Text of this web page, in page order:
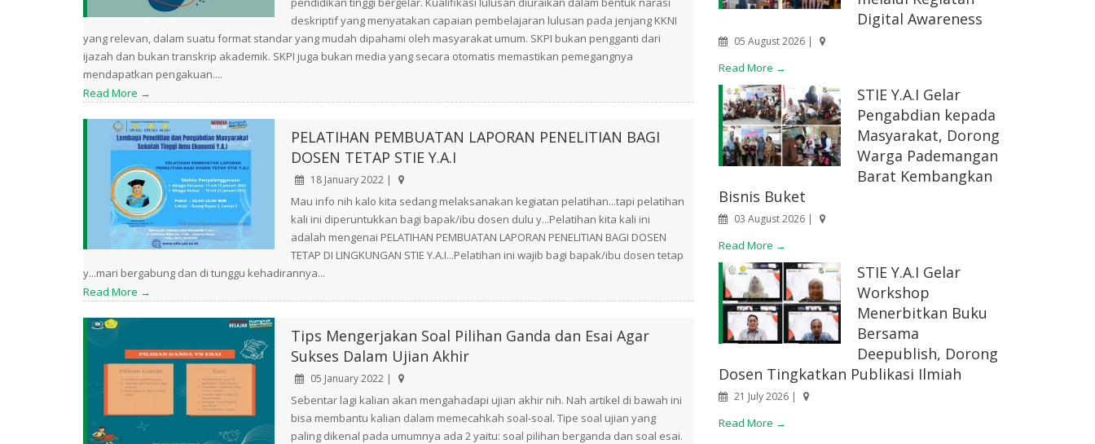
deskriptif yang menyatakan capaian pembelajaran lulusan pada jenjang KKNI
yang relevan, dalam suatu format standar yang mudah dipahami oleh masyarakat umum. SKPI bukan pengganti dari
ijazah dan bukan transkrip akademik. SKPI juga bukan media yang secara otomatis memastikan pemegangnya
mendapatkan pengakuan....
Read More →
PELATIHAN PEMBUATAN LAPORAN PENELITIAN BAGI
DOSEN TETAP STIE Y.A.I
18 January 2022 |
Mau info nih kalo kita sedang melaksanakan kegiatan pelatihan...tapi pelatihan
kali ini diperuntukkan bagi bapak/ibu dosen dulu y...Pelatihan kita kali ini
adalah mengenai PELATIHAN PEMBUATAN LAPORAN PENELITIAN BAGI DOSEN
TETAP DI LINGKUNGAN STIE Y.A.I...Pelatihan ini wajib bagi bapak/ibu dosen tetap
y...mari bergabung dan di tunggu kehadirannya...
Read More →
Tips Mengerjakan Soal Pilihan Ganda dan Esai Agar
Sukses Dalam Ujian Akhir
05 January 2022 |
Sebentar lagi kalian akan mengahadapi ujian akhir nih. Nah artikel di bawah ini
bisa membantu kalian dalam memecahkah soal-soal. Tipe soal ujian yang
paling dikenal pada umumnya ada 2 yaitu: soal pilihan berganda dan soal esai.
Digital Awareness
05 August 2026 |
Read More →
STIE Y.A.I Gelar
Pengabdian kepada
Masyarakat, Dorong
Warga Pademangan
Barat Kembangkan
Bisnis Buket
03 August 2026 |
Read More →
STIE Y.A.I Gelar
Workshop
Menerbitkan Buku
Bersama
Deepublish, Dorong
Dosen Tingkatkan Publikasi Ilmiah
21 July 2026 |
Read More →